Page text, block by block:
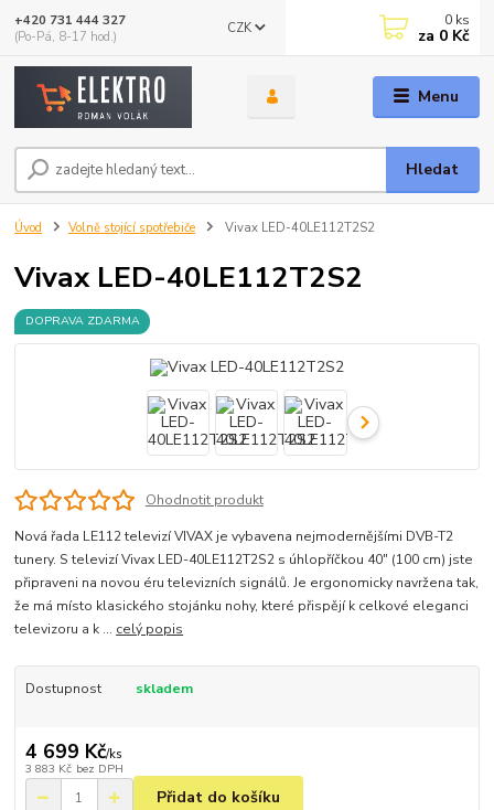
Menu
CZK
Hledat
+420 731 444 327
(Po-Pá, 8-17 hod.)
0 ks
za 0 Kč
Úvod Volně stojící spotřebiče Vivax LED-40LE112T2S2
Vivax LED-40LE112T2S2
DOPRAVA ZDARMA
Ohodnotit produkt
Nová řada LE112 televizí VIVAX je vybavena nejmodernějšími DVB-T2
tunery. S televizí Vivax LED-40LE112T2S2 s úhlopříčkou 40" (100 cm) jste
připraveni na novou éru televizních signálů. Je ergonomicky navržena tak,
že má místo klasického stojánku nohy, které přispějí k celkové eleganci
televizoru a k ... celý popis
Dostupnost skladem
4 699 Kč/ks
3 883 Kč bez DPH
Přidat do košíku